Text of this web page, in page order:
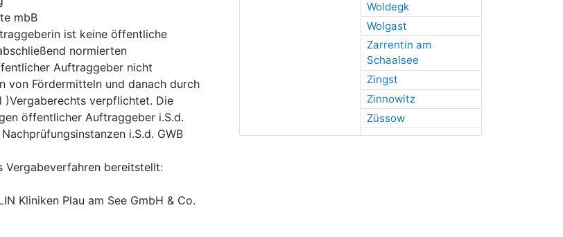
Woldegk
Wolgast
Zarrentin am
Schaalsee
Zingst
Zinnowitz
Züssow
mbB
ist keine öffentliche
normierten
Auftraggeber nicht
von Fördermitteln und danach durch
)Vergaberechts verpflichtet. Die
öffentlicher Auftraggeber i.S.d.
i.S.d. GWB
Vergabeverfahren bereitstellt:
Kliniken Plau am See GmbH & Co.